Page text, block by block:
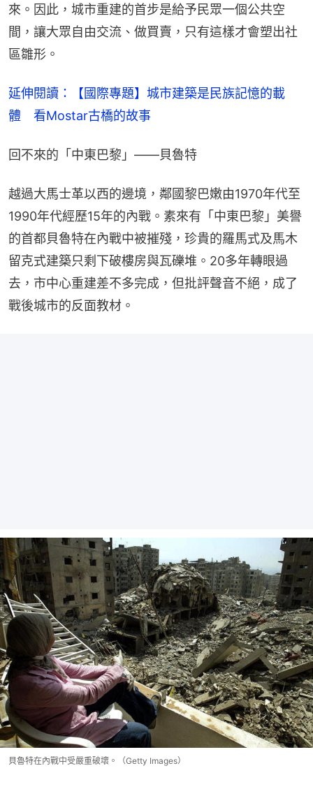
來。因此，城市重建的首步是給予民眾一個公共空
間，讓大眾自由交流、做買賣，只有這樣才會塑出社
區雛形。
延伸閱讀：【國際專題】城市建築是民族記憶的載
體　看Mostar古橋的故事
回不來的「中東巴黎」——貝魯特
越過大馬士革以西的邊境，鄰國黎巴嫩由1970年代至
1990年代經歷15年的內戰。素來有「中東巴黎」美譽
的首都貝魯特在內戰中被摧殘，珍貴的羅馬式及馬木
留克式建築只剩下破樓房與瓦礫堆。20多年轉眼過
去，市中心重建差不多完成，但批評聲音不絕，成了
戰後城市的反面教材。
貝魯特在內戰中受嚴重破壞。（Getty Images）